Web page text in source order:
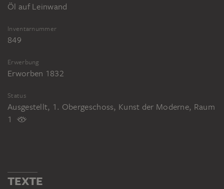
Öl auf Leinwand
Inventarnummer
849
Erwerbung
Erworben 1832
Status
Ausgestellt, 1. Obergeschoss, Kunst der Moderne, Raum
1
TEXTE